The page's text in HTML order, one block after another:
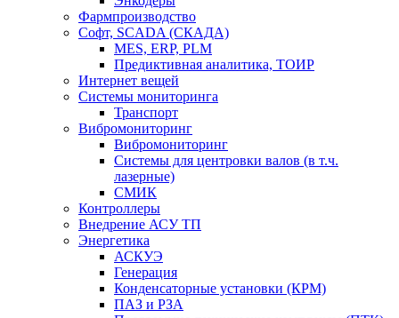
Фармпроизводство
Софт, SCADA (СКАДА)
MES, ERP, PLM
Предиктивная аналитика, ТОИР
Интернет вещей
Системы мониторинга
Транспорт
Вибромониторинг
Вибромониторинг
Системы для центровки валов (в т.ч.
лазерные)
СМИК
Контроллеры
Внедрение АСУ ТП
Энергетика
АСКУЭ
Генерация
Конденсаторные установки (КРМ)
ПАЗ и РЗА